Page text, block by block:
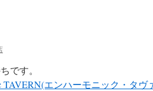
です。
TAVERN(エンハーモニック・タヴ